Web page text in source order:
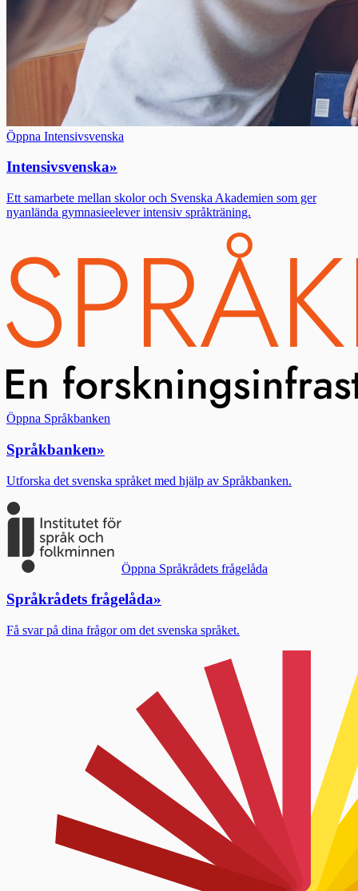
Öppna Intensivsvenska
Intensivsvenska»
Ett samarbete mellan skolor och Svenska Akademien som ger
nyanlända gymnasieelever intensiv språkträning.
Öppna Språkbanken
Språkbanken»
Utforska det svenska språket med hjälp av Språkbanken.
Öppna Språkrådets frågelåda
Språkrådets frågelåda»
Få svar på dina frågor om det svenska språket.